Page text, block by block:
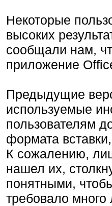
Некоторые
высоких
сообщали нам,
приложение
Предыдущие
используемые
пользователям
формата
К сожалению,
нашел их,
понятными,
требовало